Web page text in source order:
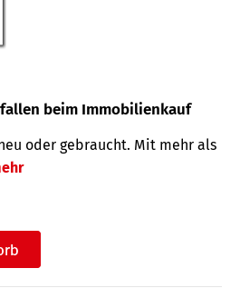
beim Immobilienkauf
oder gebraucht. Mit mehr als